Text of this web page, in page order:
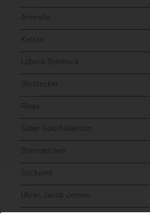
Armreife
Ketten
Lübeck Schmuck
Ohrstecker
Ringe
Silber Gold Kollektion
Sternzeichen
Stickpins
Uhren Jacob Jensen